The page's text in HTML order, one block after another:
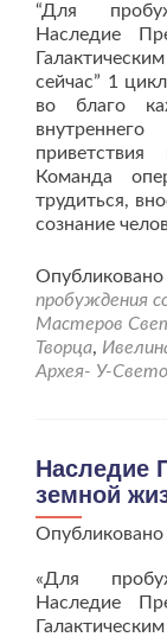
“Для
Наследие
сейчас” 1
во благо
Команда
трудиться,
сознание
Опубликовано
пробуждения
Мастеров
Творца,
Архея- У-
Наследие
земной
Опубликовано
«Для
Наследие